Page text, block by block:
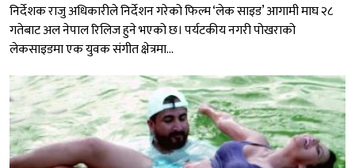
निर्देशक राजु अधिकारीले निर्देशन गरेको फिल्म ‘लेक साइड’ आगामी माघ २८
गतेबाट अल नेपाल रिलिज हुने भएको छ। पर्यटकीय नगरी पोखराको
लेकसाइडमा एक युवक संगीत क्षेत्रमा...